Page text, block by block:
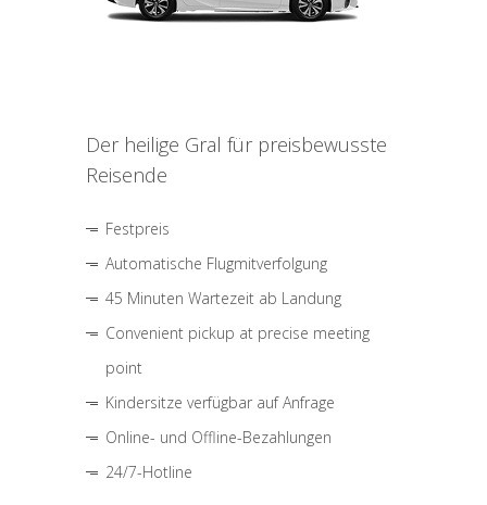
Der heilige Gral für preisbewusste
Reisende
Festpreis
Automatische Flugmitverfolgung
45 Minuten Wartezeit ab Landung
Convenient pickup at precise meeting
point
Kindersitze verfügbar auf Anfrage
Online- und Offline-Bezahlungen
24/7-Hotline